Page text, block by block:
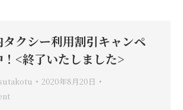
クシー利用割引キャンペ
<終了いたしました>
2020年8月20日